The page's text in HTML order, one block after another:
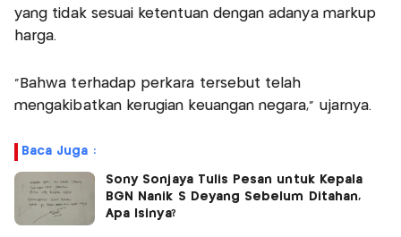
yang tidak sesuai ketentuan dengan adanya markup
harga.
“Bahwa terhadap perkara tersebut telah
mengakibatkan kerugian keuangan negara,” ujarnya.
Baca Juga :
Sony Sonjaya Tulis Pesan untuk Kepala
BGN Nanik S Deyang Sebelum Ditahan,
Apa Isinya?